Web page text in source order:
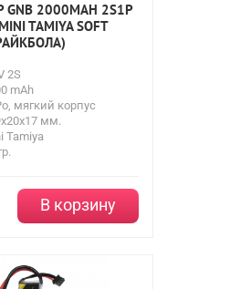
2000MAH 2S1P
TAMIYA SOFT
2S
mAh
мягкий корпус
мм.
Tamiya
В корзину